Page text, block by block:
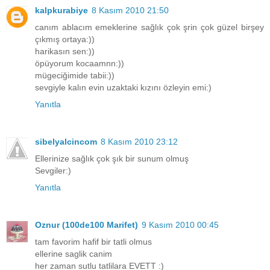
kalpkurabiye 8 Kasım 2010 21:50
canım ablacım emeklerine sağlık çok şrin çok güzel birşey
çıkmış ortaya:))
harikasın sen:))
öpüyorum kocaamnn:))
mügeciğimide tabii:))
sevgiyle kalın evin uzaktaki kızını özleyin emi:)
Yanıtla
sibelyalcincom 8 Kasım 2010 23:12
Ellerinize sağlık çok şık bir sunum olmuş
Sevgiler:)
Yanıtla
Oznur (100de100 Marifet) 9 Kasım 2010 00:45
tam favorim hafif bir tatli olmus
ellerine saglik canim
her zaman sutlu tatlilara EVETT :)